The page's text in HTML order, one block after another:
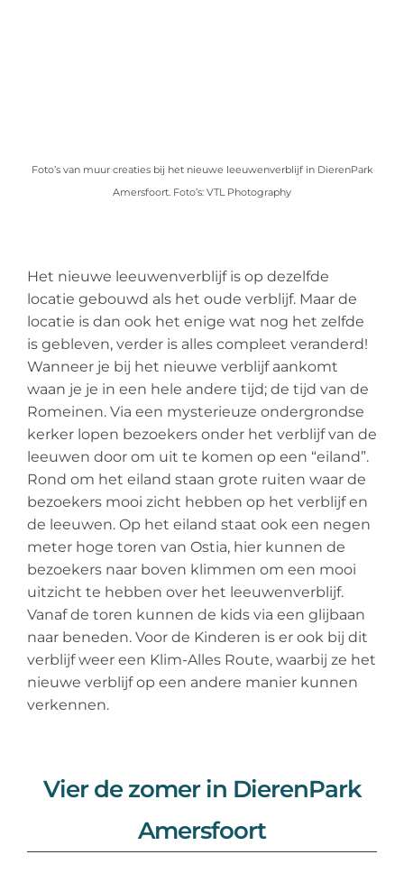
Foto’s van muur creaties bij het nieuwe leeuwenverblijf in DierenPark
Amersfoort. Foto’s: VTL Photography
Het nieuwe leeuwenverblijf is op dezelfde
locatie gebouwd als het oude verblijf. Maar de
locatie is dan ook het enige wat nog het zelfde
is gebleven, verder is alles compleet veranderd!
Wanneer je bij het nieuwe verblijf aankomt
waan je je in een hele andere tijd; de tijd van de
Romeinen. Via een mysterieuze ondergrondse
kerker lopen bezoekers onder het verblijf van de
leeuwen door om uit te komen op een “eiland”.
Rond om het eiland staan grote ruiten waar de
bezoekers mooi zicht hebben op het verblijf en
de leeuwen. Op het eiland staat ook een negen
meter hoge toren van Ostia, hier kunnen de
bezoekers naar boven klimmen om een mooi
uitzicht te hebben over het leeuwenverblijf.
Vanaf de toren kunnen de kids via een glijbaan
naar beneden. Voor de Kinderen is er ook bij dit
verblijf weer een Klim-Alles Route, waarbij ze het
nieuwe verblijf op een andere manier kunnen
verkennen.
Vier de zomer in DierenPark
Amersfoort